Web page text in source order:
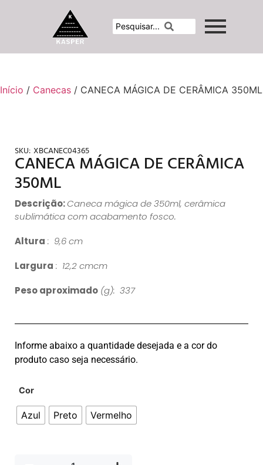
Início / Canecas / CANECA MÁGICA DE CERÂMICA 350ML
SKU: XBCANEC04365
CANECA MÁGICA DE CERÂMICA
350ML
Descrição:Caneca mágica de 350ml, cerâmica
sublimática com acabamento fosco.
Altura : 9,6 cm
Largura : 12,2 cmcm
Peso aproximado (g): 337
Informe abaixo a quantidade desejada e a cor do
produto caso seja necessário.
Cor
Azul Preto Vermelho